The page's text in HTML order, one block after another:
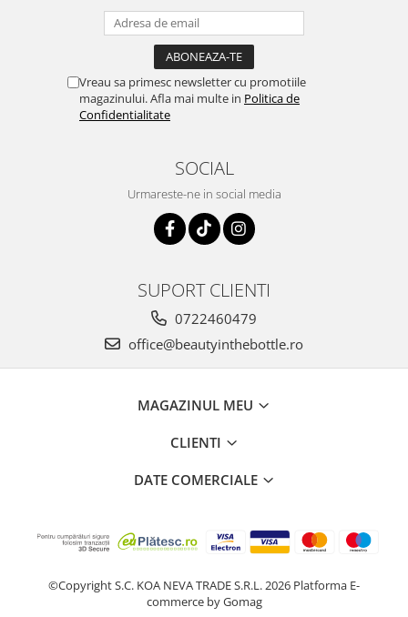
Vreau sa primesc newsletter cu promotiile
magazinului. Afla mai multe in Politica de
Confidentialitate
SOCIAL
Urmareste-ne in social media
SUPORT CLIENTI
0722460479
office@beautyinthebottle.ro
MAGAZINUL MEU
CLIENTI
DATE COMERCIALE
©Copyright S.C. KOA NEVA TRADE S.R.L. 2026 Platforma E-
commerce by Gomag